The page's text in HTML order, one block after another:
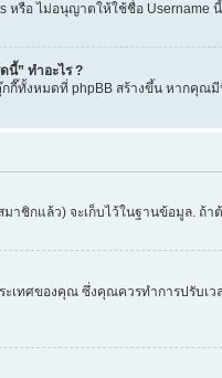
หรือ ไม่อนุญาตให้ใช้ชื่อ Username
นี้” ทำอะไร ?
กี๊ทั้งหมดที่ phpBB สร้างขึ้น หากคุณ
ชิกแล้ว) จะเก็บไว้ในฐานข้อมูล. ถ้
เทศของคุณ ซึ่งคุณควรทำการปรับเ